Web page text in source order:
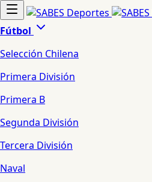
Fútbol
Selección Chilena
Primera División
Primera B
Segunda División
Tercera División
Naval